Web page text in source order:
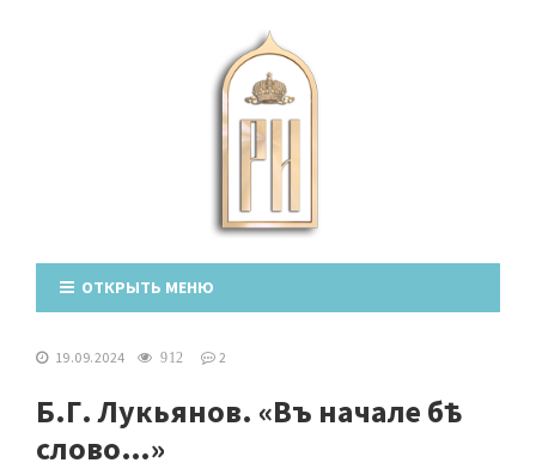
ОТКРЫТЬ МЕНЮ
19.09.2024 912 2
Б.Г. Лукьянов. «Въ начале бѣ
слово…»